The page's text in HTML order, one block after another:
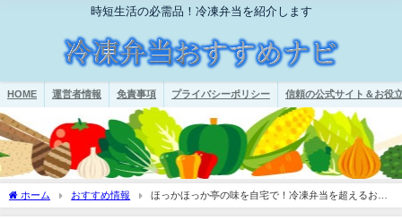
時短生活の必需品！冷凍弁当を紹介します
HOME 運営者情報 免責事項 プライバシーポリシー 信頼の公式サイト＆お役
ホーム おすすめ情報
ほっかほっか亭の味を自宅で！冷凍弁当を超えるお手
軽さとは？